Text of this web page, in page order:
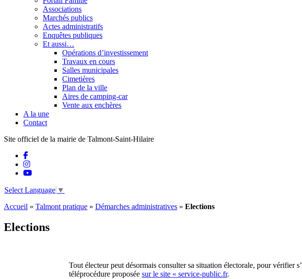
Associations
Marchés publics
Actes administratifs
Enquêtes publiques
Et aussi…
Opérations d’investissement
Travaux en cours
Salles municipales
Cimetières
Plan de la ville
Aires de camping-car
Vente aux enchères
A la une
Contact
Site officiel de la mairie de Talmont-Saint-Hilaire
Select Language ▼
Accueil » Talmont pratique » Démarches administratives » Elections
Elections
Tout électeur peut désormais consulter sa situation électorale, pour vérifier
téléprocédure proposée sur le site « service-public.fr.